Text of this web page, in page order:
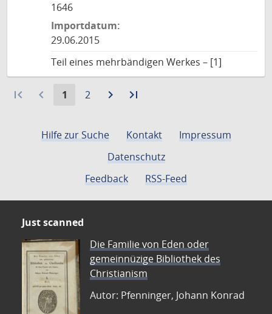
1646
Importdatum:
29.06.2015
Teil eines mehrbändigen Werkes – [1]
first_page navigate_before
Aktuelle
1
Gehe
2 navigate_next
Zurlast_page
Hilfe zur Suche
Kontakt
Impressum
Datenschutz
Feedback
RSS-Feed
Just scanned
Die Familie von Eden oder
gemeinnüzige Bibliothek des
Christianism
Autor: Pfenninger, Johann Konrad